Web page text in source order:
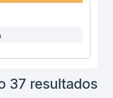
37 resultados